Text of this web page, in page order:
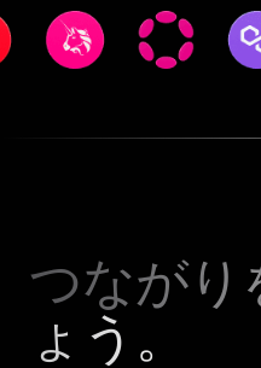
つながり
ょう。